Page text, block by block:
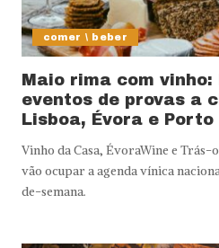
comer \ beber
Maio rima com
eventos de provas a
Lisboa, Évora e Porto
Vinho da Casa, ÉvoraWine e
vão ocupar a agenda vínica
de-semana.